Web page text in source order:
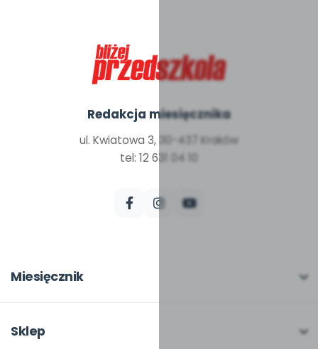
Redakcja miesięcznika
ul. Kwiatowa 3, 30-437 Kraków
tel: 12 631 04 10
Miesięcznik
W numerze
Sklep